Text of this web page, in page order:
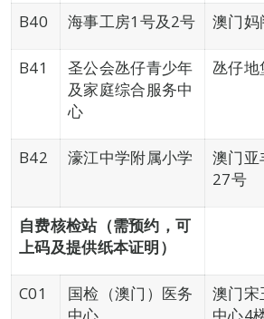
B40 海事工房1号及2号 澳门妈
B41
圣公会氹仔青少年
及家庭综合服务中
心
氹仔地
B42 濠江中学附属小学
澳门亚
27号
自费核检站（需预约，可
上码及提供纸本证明）
C01
国检（澳门）医务
澳门宋